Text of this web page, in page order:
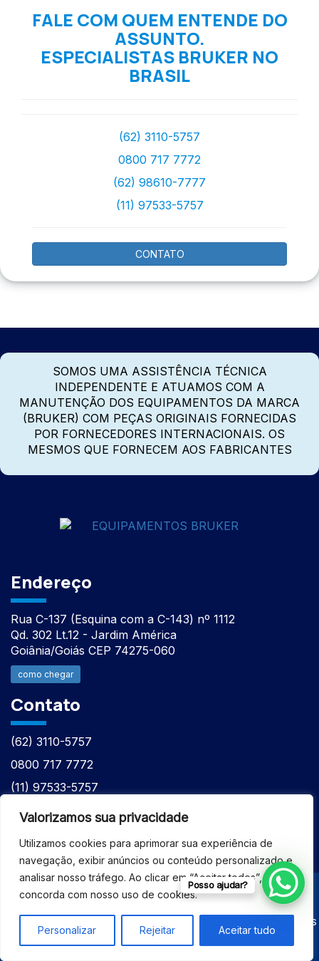
Valorizamos sua privacidade
Utilizamos cookies para aprimorar sua experiência de
navegação, exibir anúncios ou conteúdo personalizado e
analisar nosso tráfego. Ao clicar em “Aceitar todos”, você
concorda com nosso uso de cookies.
Personalizar Rejeitar Aceitar tudo
FALE COM QUEM ENTENDE DO
ASSUNTO.
ESPECIALISTAS BRUKER NO
BRASIL
(62) 3110-5757
0800 717 7772
(62) 98610-7777
(11) 97533-5757
CONTATO
SOMOS UMA ASSISTÊNCIA TÉCNICA
INDEPENDENTE E ATUAMOS COM A
MANUTENÇÃO DOS EQUIPAMENTOS DA MARCA
(BRUKER) COM PEÇAS ORIGINAIS FORNECIDAS
POR FORNECEDORES INTERNACIONAIS. OS
MESMOS QUE FORNECEM AOS FABRICANTES
Endereço
Rua C-137 (Esquina com a C-143) nº 1112
Qd. 302 Lt.12 - Jardim América
Goiânia/Goiás CEP 74275-060
como chegar
Contato
(62) 3110-5757
0800 717 7772
(11) 97533-5757
(62) 98610-7777
© 2026 - ASSISTÊNCIA TÉCNICA ESPECIALIZADA
EQUIPAMENTOS BRUKER - Todos os direitos reservados
Posso ajudar?